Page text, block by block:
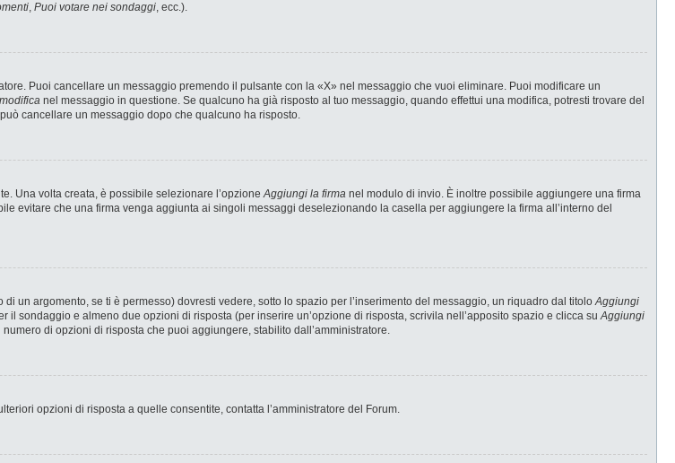
, Puoi votare nei sondaggi, ecc.).
Puoi cancellare un messaggio premendo il pulsante con la «X» nel messaggio che vuoi eliminare. Puoi modificare un
modifica nel messaggio in questione. Se qualcuno ha già risposto al tuo messaggio, quando effettui una modifica, potresti trovare del
cancellare un messaggio dopo che qualcuno ha risposto.
Una volta creata, è possibile selezionare l’opzioneAggiungi la firma nel modulo di invio. È inoltre possibile aggiungere una firma
evitare che una firma venga aggiunta ai singoli messaggi deselezionando la casella per aggiungere la firma all’interno del
un argomento, se ti è permesso) dovresti vedere, sotto lo spazio per l’inserimento del messaggio, un riquadro dal titoloAggiungi
sondaggio e almeno due opzioni di risposta (per inserire un’opzione di risposta, scrivila nell’apposito spazio e clicca suAggiungi
di opzioni di risposta che puoi aggiungere, stabilito dall’amministratore.
opzioni di risposta a quelle consentite, contatta l’amministratore del Forum.